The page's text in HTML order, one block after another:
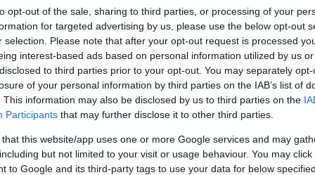
opt-out of the sale, sharing to third parties, or processing of your
for targeted advertising by us, please use the below opt-out
selection. Please note that after your opt-out request is processed
interest-based ads based on personal information utilized by us
to third parties prior to your opt-out. You may separately
of your personal information by third parties on the IAB’s list of
This information may also be disclosed by us to third parties on the
Participants that may further disclose it to other third parties.
that this website/app uses one or more Google services and may
but not limited to your visit or usage behaviour. You may
to Google and its third-party tags to use your data for below
Σαπών Ροδόπης, 50χρονος
αγροτικών εργασιών με γεωργικό
κατά τη λειτουργία του. Από
κάηκαν έξι στρέμματα γεωργικής
στο πλαίσιο της αυτόφωρης
21:03
20:53
20:23